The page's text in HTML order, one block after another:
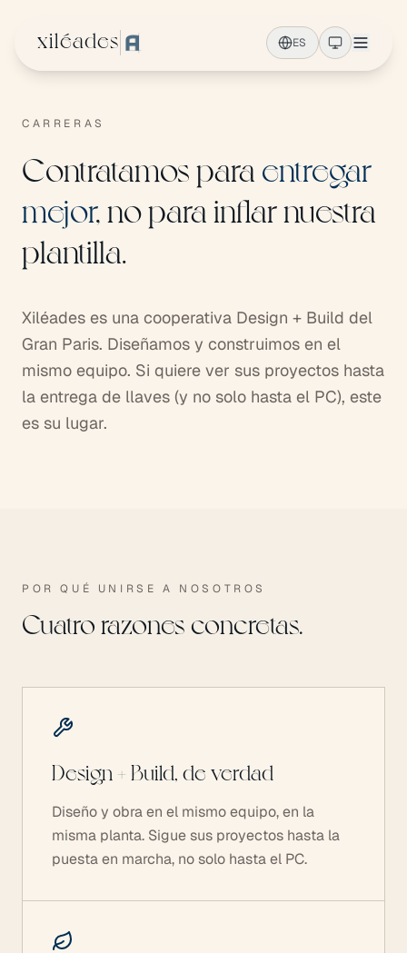
xiléades
ES
CARRERAS
Contratamos para entregar
mejor, no para inflar nuestra
plantilla.
Xiléades es una cooperativa Design + Build del
Gran Paris. Diseñamos y construimos en el
mismo equipo. Si quiere ver sus proyectos hasta
la entrega de llaves (y no solo hasta el PC), este
es su lugar.
POR QUÉ UNIRSE A NOSOTROS
Cuatro razones concretas.
Design + Build, de verdad
Diseño y obra en el mismo equipo, en la
misma planta. Sigue sus proyectos hasta la
puesta en marcha, no solo hasta el PC.